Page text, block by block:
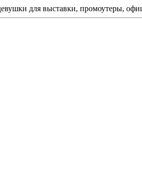
для выставки, промоутеры,